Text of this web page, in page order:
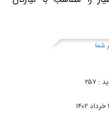
شما
: ۲۵۷